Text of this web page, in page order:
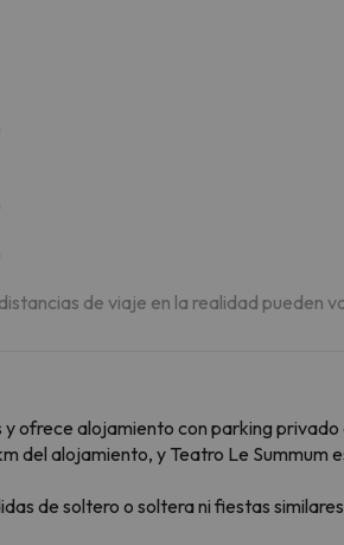
de viaje en la realidad pueden
ofrece alojamiento con parking
del alojamiento, y Teatro Le
de soltero o soltera ni fiestas